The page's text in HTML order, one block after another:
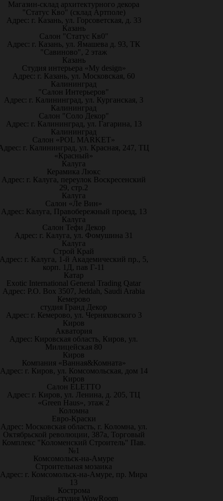
Магазин-склад архитектурного декора
"Статус Кво" (склад Артполе)
Адрес: г. Казань, ул. Горсоветская, д. 33
Казань
Салон "Статус Кв0"
Адрес: г. Казань, ул. Ямашева д. 93, ТК
"Савиново", 2 этаж
Казань
Студия интерьера «My design»
Адрес: г. Казань, ул. Московская, 60
Калининград
"Салон Интерьеров"
Адрес: г. Калининград, ул. Курганская, 3
Калининград
Салон "Соло Декор"
Адрес: г. Калининград, ул. Гагарина, 13
Калининград
Салон «POL MARKET»
г. Калининград, ул. Красная, 247, ТЦ
«Красный»
Калуга
Керамика Люкс
Адрес: г. Калуга, переулок Воскресенский
29, стр.2
Калуга
Салон «Ле Вин»
Адрес: Калуга, Правобережный проезд, 13
Калуга
Салон Тефи Декор
Адрес: г. Калуга, ул. Фомушина 31
Калуга
Строй Край
г. Калуга, 1-й Академический пр., 5,
корп. 1Д, пав Г-11
Катар
Exotic International General Trading Qatar
Адрес: P.O. Box 3507, Jeddah, Saudi Arabia
Кемерово
студия Гранд Декор
Адрес: г. Кемерово, ул. Черняховского 3
Киров
Акватория
Адрес: Кировская область, Киров, ул.
Милицейская 80
Киров
Компания «Ванная&Комната»
Адрес: г. Киров, ул. Комсомольская, дом 14
Киров
Салон ELETTO
Адрес: г. Киров, ул. Ленина, д. 205, ТЦ
«Green Haus», этаж 2
Коломна
Евро-Краски
Адрес: Московская область, г. Коломна, ул.
Октябрьской революции, 387а, Торговый
Комплекс "Коломенский Строитель" Пав.
№1
Комсомольск-на-Амуре
Строительная мозаика
Адрес: г. Комсомольск-на-Амуре, пр. Мира
13
Кострома
Дизайн-студия WowRoom